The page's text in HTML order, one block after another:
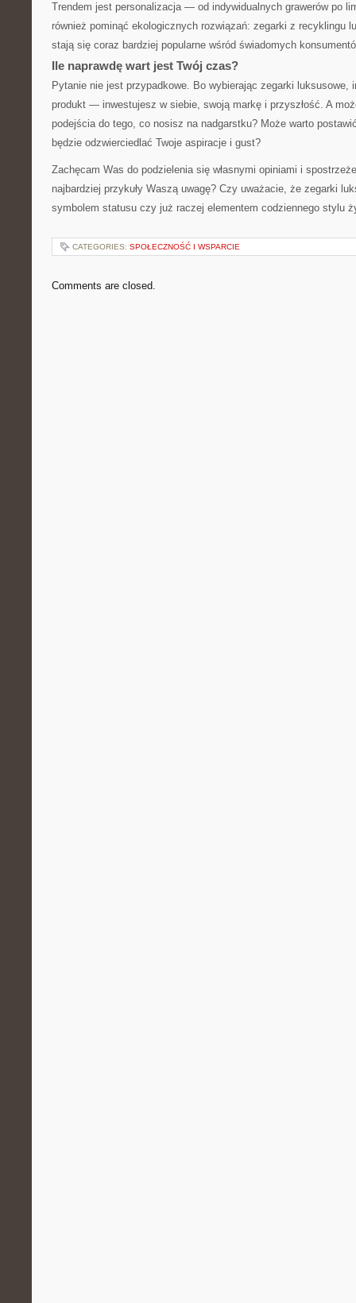
Trendem jest personalizacja — od indywidualnych grawerów po
również pominąć ekologicznych rozwiązań: zegarki z recyklingu
stają się coraz bardziej popularne wśród świadomych
Ile naprawdę wart jest Twój czas?
Pytanie nie jest przypadkowe. Bo wybierając zegarki luksusowe,
produkt — inwestujesz w siebie, swoją markę i przyszłość. A
podejścia do tego, co nosisz na nadgarstku? Może warto
będzie odzwierciedlać Twoje aspiracje i gust?
Zachęcam Was do podzielenia się własnymi opiniami i
najbardziej przykuły Waszą uwagę? Czy uważacie, że zegarki
symbolem statusu czy już raczej elementem codziennego stylu
CATEGORIES: SPOŁECZNOŚĆ I WSPARCIE
Comments are closed.